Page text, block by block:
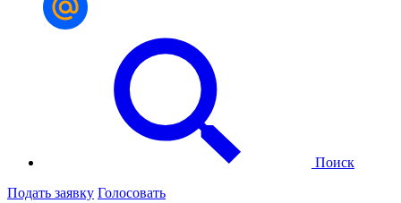
Поиск
Подать заявку Голосовать